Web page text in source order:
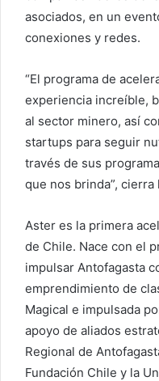
asociados, en un
conexiones y redes.
“El programa de
experiencia increíble,
al sector minero, así
startups para seguir
través de sus
que nos brinda”, cierra
Aster es la primera
de Chile. Nace con el
impulsar Antofagasta
emprendimiento de
Magical e impulsada
apoyo de aliados
Regional de
Fundación Chile y la